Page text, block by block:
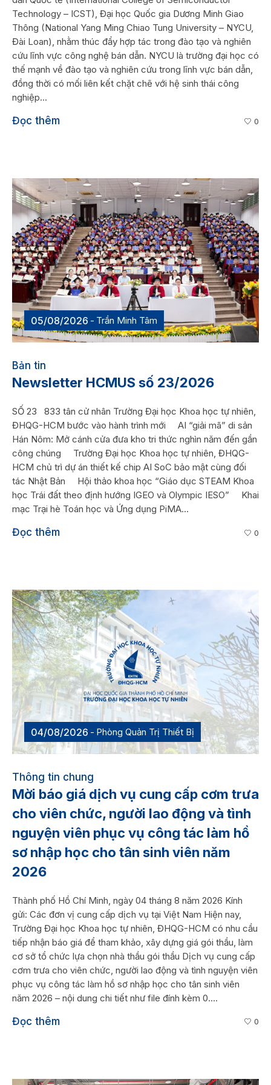
Technology – ICST), Đại học Quốc gia Dương Minh Giao
Thông (National Yang Ming Chiao Tung University – NYCU,
Đài Loan), nhằm thúc đẩy hợp tác trong đào tạo và nghiên
cứu lĩnh vực công nghệ bán dẫn. NYCU là trường đại học có
thế mạnh về đào tạo và nghiên cứu trong lĩnh vực bán dẫn,
đồng thời có mối liên kết chặt chẽ với hệ sinh thái công
nghiệp...
Đọc thêm 0
05/08/2026 Trần Minh Tâm
Bản tin
Newsletter HCMUS số 23/2026
SỐ 23 833 tân cử nhân Trường Đại học Khoa học tự nhiên,
ĐHQG-HCM bước vào hành trình mới AI “giải mã” di sản
Hán Nôm: Mở cánh cửa đưa kho tri thức nghìn năm đến gần
công chúng Trường Đại học Khoa học tự nhiên, ĐHQG-
HCM chủ trì dự án thiết kế chip AI SoC bảo mật cùng đối
tác Nhật Bản Hội thảo khoa học “Giáo dục STEAM Khoa
học Trái đất theo định hướng IGEO và Olympic IESO” Khai
mạc Trại hè Toán học và Ứng dụng PiMA...
Đọc thêm 0
04/08/2026 Phòng Quản Trị Thiết Bị
Thông tin chung
Mời báo giá dịch vụ cung cấp cơm trưa
cho viên chức, người lao động và tình
nguyện viên phục vụ công tác làm hồ
sơ nhập học cho tân sinh viên năm
2026
Thành phố Hồ Chí Minh, ngày 04 tháng 8 năm 2026 Kính
gửi: Các đơn vị cung cấp dịch vụ tại Việt Nam Hiện nay,
Trường Đại học Khoa học tự nhiên, ĐHQG-HCM có nhu cầu
tiếp nhận báo giá để tham khảo, xây dựng giá gói thầu, làm
cơ sở tổ chức lựa chọn nhà thầu gói thầu Dịch vụ cung cấp
cơm trưa cho viên chức, người lao động và tình nguyện viên
phục vụ công tác làm hồ sơ nhập học cho tân sinh viên
năm 2026 – nội dung chi tiết như file đính kèm 0....
Đọc thêm 0